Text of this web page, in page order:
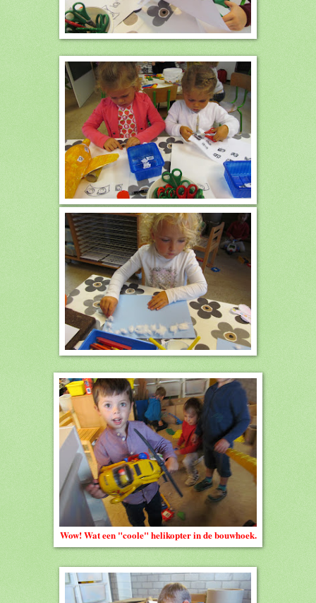
Wow! Wat een "coole" helikopter in de bouwhoek.